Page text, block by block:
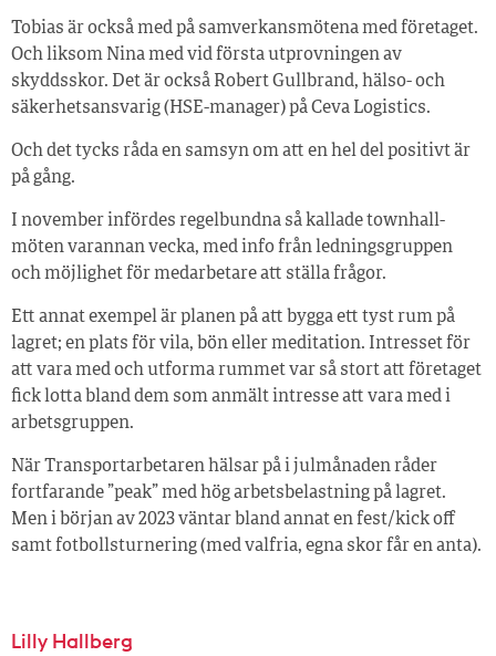
Tobias är också med på samverkans­mötena med företaget.
Och liksom Nina med vid första utprovningen av
skyddsskor. Det är också Robert Gullbrand, ­hälso- och
säkerhetsansvarig (HSE-­manager) på Ceva Logistics.
Och det tycks råda en samsyn om att en hel del positivt är
på gång.
I november infördes regelbundna så kallade townhall-
möten varannan vecka, med info från ledningsgruppen
och möjlighet för medarbetare att ställa frågor.
Ett annat exempel är planen på att bygga ett tyst rum på
lagret; en plats för vila, bön eller meditation. Intresset för
att vara med och utforma rummet var så stort att företaget
fick lotta bland dem som anmält intresse att vara med i
arbetsgruppen.
När Transportarbetaren hälsar på i julmånaden råder
fortfarande ”peak” med hög arbetsbelastning på lagret.
Men i början av 2023 väntar bland annat en fest/kick off
samt fotbollsturnering (med valfria, egna skor får en anta).
Lilly Hallberg